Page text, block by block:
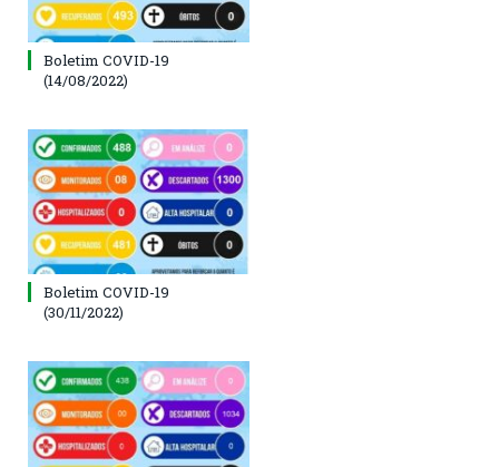
Boletim COVID-19
(14/08/2022)
Boletim COVID-19
(30/11/2022)